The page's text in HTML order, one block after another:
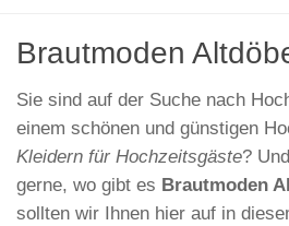
Brautmoden
Sie sind auf der Suche nach
einem schönen und günstigen
Kleidern für Hochzeitsgäste?
gerne, wo gibt es Brautmoden
sollten wir Ihnen hier auf in